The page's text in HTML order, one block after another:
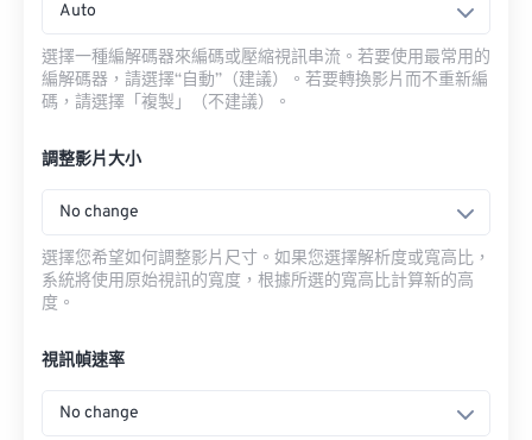
Auto
選擇一種編解碼器來編碼或壓縮視訊串流。若要使用最常用的
編解碼器，請選擇“自動”（建議）。若要轉換影片而不重新編
碼，請選擇「複製」（不建議）。
調整影片大小
No change
選擇您希望如何調整影片尺寸。如果您選擇解析度或寬高比，
系統將使用原始視訊的寬度，根據所選的寬高比計算新的高
度。
視訊幀速率
No change